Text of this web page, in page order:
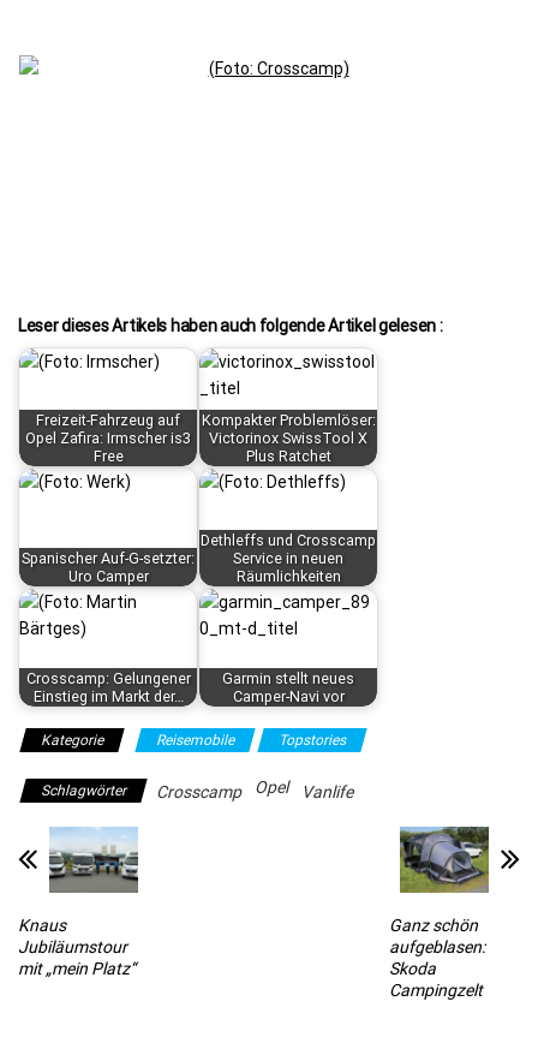
Leser dieses Artikels haben auch folgende Artikel gelesen :
Freizeit-Fahrzeug auf
Opel Zafira: Irmscher is3
Free
Kompakter Problemlöser:
Victorinox SwissTool X
Plus Ratchet
Spanischer Auf-G-setzter:
Uro Camper
Dethleffs und Crosscamp
Service in neuen
Räumlichkeiten
Crosscamp: Gelungener
Einstieg im Markt der…
Garmin stellt neues
Camper-Navi vor
Kategorie Reisemobile Topstories
Schlagwörter Crosscamp Opel Vanlife
Knaus
Jubiläumstour
mit „mein Platz“
Ganz schön
aufgeblasen:
Skoda
Campingzelt